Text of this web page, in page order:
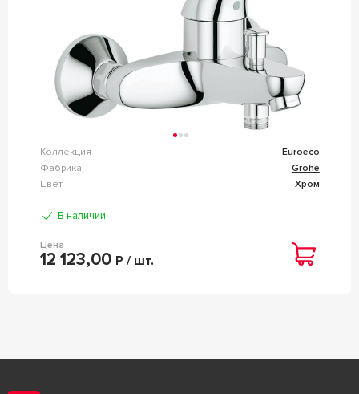
Коллекция
Euroeco
Фабрика
Grohe
Цвет
Хром
В наличии
Цена
12 123,00 Р / шт.